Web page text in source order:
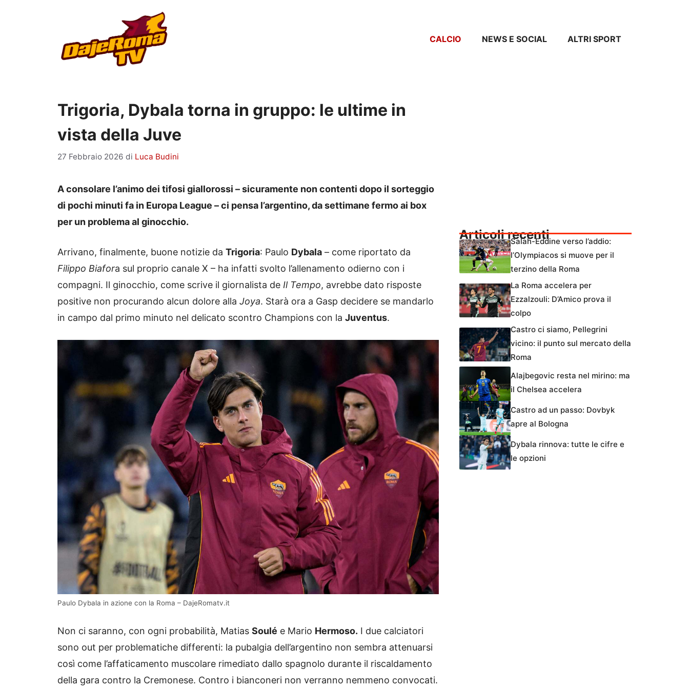
CALCIO NEWS E SOCIAL ALTRI SPORT
Trigoria, Dybala torna in gruppo: le ultime in
vista della Juve
27 Febbraio 2026 di Luca Budini
A consolare l’animo dei tifosi giallorossi – sicuramente non contenti dopo il sorteggio
di pochi minuti fa in Europa League – ci pensa l’argentino, da settimane fermo ai box
per un problema al ginocchio.
Arrivano, finalmente, buone notizie da Trigoria: Paulo Dybala – come riportato da
Filippo Biafora sul proprio canale X – ha infatti svolto l’allenamento odierno con i
compagni. Il ginocchio, come scrive il giornalista de Il Tempo, avrebbe dato risposte
positive non procurando alcun dolore alla Joya. Starà ora a Gasp decidere se mandarlo
in campo dal primo minuto nel delicato scontro Champions con la Juventus.
Paulo Dybala in azione con la Roma – DajeRomatv.it
Non ci saranno, con ogni probabilità, Matias Soulé e Mario Hermoso. I due calciatori
sono out per problematiche differenti: la pubalgia dell’argentino non sembra attenuarsi
così come l’affaticamento muscolare rimediato dallo spagnolo durante il riscaldamento
della gara contro la Cremonese. Contro i bianconeri non verranno nemmeno convocati.
Articoli recentiSalah-Eddine verso l’addio:
l’Olympiacos si muove per il
terzino della Roma
La Roma accelera per
Ezzalzouli: D’Amico prova il
colpo
Castro ci siamo, Pellegrini
vicino: il punto sul mercato della
Roma
Alajbegovic resta nel mirino: ma
il Chelsea accelera
Castro ad un passo: Dovbyk
apre al Bologna
Dybala rinnova: tutte le cifre e
le opzioni